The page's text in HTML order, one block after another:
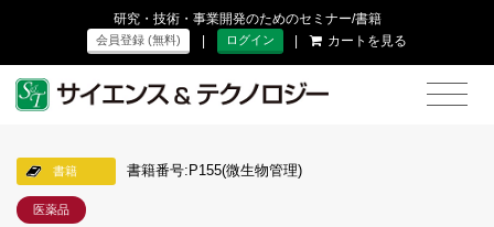
研究・技術・事業開発のためのセミナー/書籍
会員登録 (無料) | ログイン | カートを見る
書籍 書籍番号:P155(微生物管理)
医薬品